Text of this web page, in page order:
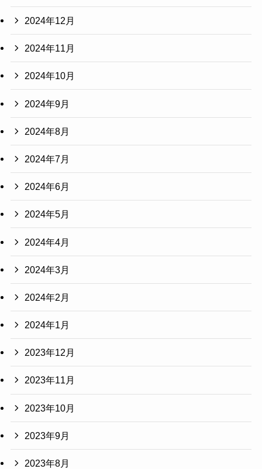
2024年12月
2024年11月
2024年10月
2024年9月
2024年8月
2024年7月
2024年6月
2024年5月
2024年4月
2024年3月
2024年2月
2024年1月
2023年12月
2023年11月
2023年10月
2023年9月
2023年8月